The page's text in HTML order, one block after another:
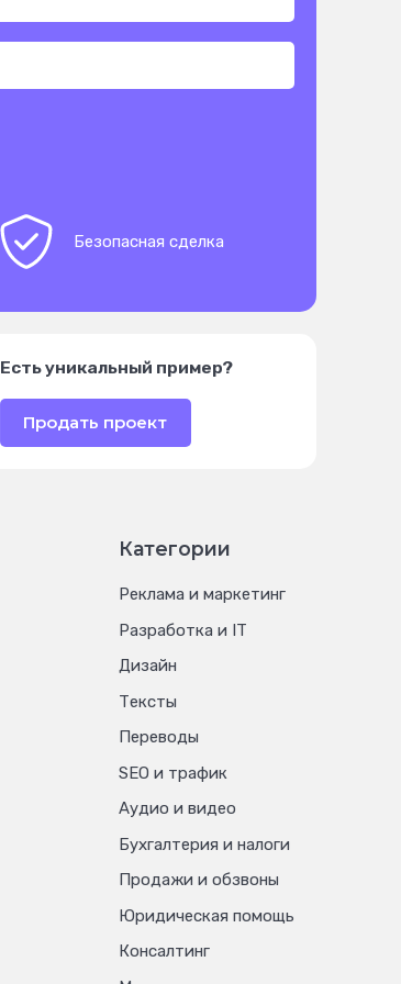
Безопасная сделка
Есть уникальный пример?
Продать проект
Категории
Реклама и маркетинг
Разработка и IT
Дизайн
Тексты
Переводы
SEO и трафик
Аудио и видео
Бухгалтерия и налоги
Продажи и обзвоны
Юридическая помощь
Консалтинг